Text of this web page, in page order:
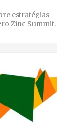
estratégias
Zinc Summit.